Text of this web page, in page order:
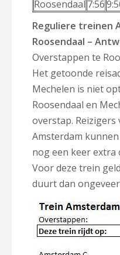
Roosendaal 7:56
Reguliere treinen
Roosendaal –
Overstappen te
Het getoonde
Mechelen is niet
Roosendaal en
overstap.
Amsterdam
nog een keer extra
Voor deze trein
duurt dan